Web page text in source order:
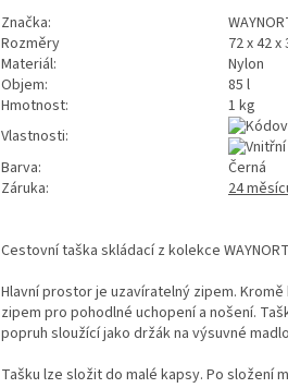
Značka:
Rozměry
72 x 42 x
Materiál:
Nylon
Objem:
85 l
Hmotnost:
1 kg
Vlastnosti:
Barva:
Černá
Záruka:
24
Cestovní taška skládací z kolekce
Hlavní prostor je uzavíratelný zipem.
zipem pro pohodlné uchopení a nošení.
popruh sloužící jako držák na výsuvné
Tašku lze složit do malé kapsy. Po složení